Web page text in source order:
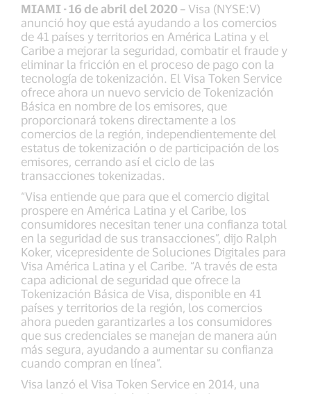
MIAMI - 16 de abril del 2020 – Visa (NYSE:V)
anunció hoy que está ayudando a los comercios
de 41 países y territorios en América Latina y el
Caribe a mejorar la seguridad, combatir el fraude y
eliminar la fricción en el proceso de pago con la
tecnología de tokenización. El Visa Token Service
ofrece ahora un nuevo servicio de Tokenización
Básica en nombre de los emisores, que
proporcionará tokens directamente a los
comercios de la región, independientemente del
estatus de tokenización o de participación de los
emisores, cerrando así el ciclo de las
transacciones tokenizadas.
“Visa entiende que para que el comercio digital
prospere en América Latina y el Caribe, los
consumidores necesitan tener una confianza total
en la seguridad de sus transacciones”, dijo Ralph
Koker, vicepresidente de Soluciones Digitales para
Visa América Latina y el Caribe. “A través de esta
capa adicional de seguridad que ofrece la
Tokenización Básica de Visa, disponible en 41
países y territorios de la región, los comercios
ahora pueden garantizarles a los consumidores
que sus credenciales se manejan de manera aún
más segura, ayudando a aumentar su confianza
cuando compran en línea”.
Visa lanzó el Visa Token Service en 2014, una